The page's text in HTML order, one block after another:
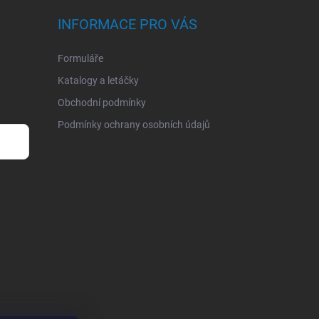
INFORMACE PRO VÁS
Formuláře
Katalogy a letáčky
Obchodní podmínky
Podmínky ochrany osobních údajů